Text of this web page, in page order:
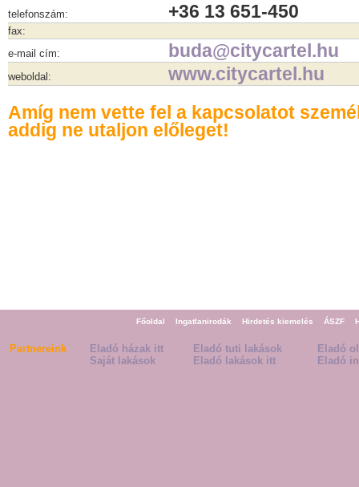
telefonszám: +36 13 651-450
fax:
e-mail cím:
buda@citycartel.hu
weboldal:
www.citycartel.hu
Amíg nem vette fel a kapcsolatot
addig ne utaljon előleget!
Főoldal Ingatlanirodák Hirdetés kiemelés ÁSZF
Partnereink Eladó házak itt Eladó tuti lakások
Eladó
Saját lakások
Eladó lakások itt Eladó